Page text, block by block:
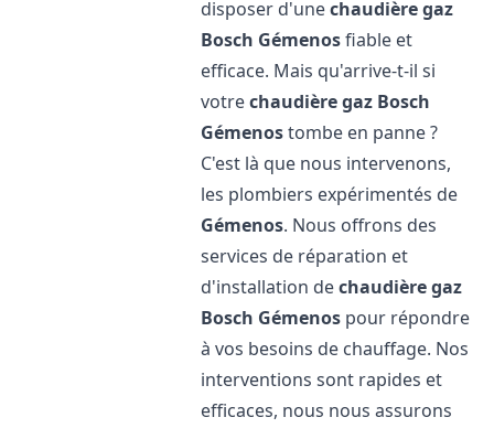
disposer d'unechaudière gaz
Bosch Gémenosfiable et
efficace. Mais qu'arrive-t-il si
votrechaudière gaz Bosch
Gémenostombe en panne ?
C'est là que nous intervenons,
les plombiers expérimentés de
Gémenos. Nous offrons des
services de réparation et
d'installation dechaudière gaz
Bosch Gémenos pour répondre
à vos besoins de chauffage. Nos
interventions sont rapides et
efficaces, nous nous assurons